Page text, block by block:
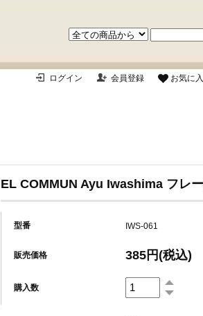
ログイン 会員登録 お気に
EL COMMUN Ayu Iwashima フレ
型番 IWS-061
販売価格 385円(税込)
購入数